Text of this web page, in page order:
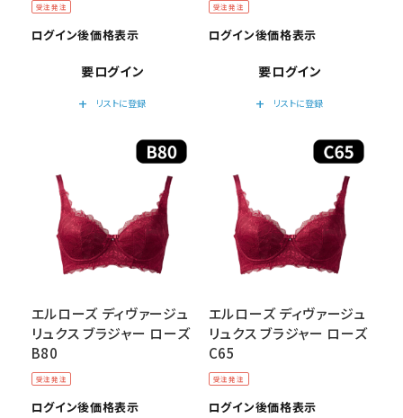
受注発注
ログイン後価格表示
要ログイン
add
リストに登録
受注発注
ログイン後価格表示
要ログイン
add
リストに登録
受注発注
エルローズ ディヴァージュ
リュクス ブラジャー ローズ
B80
ログイン後価格表示
受注発注
エルローズ ディヴァージュ
リュクス ブラジャー ローズ
C65
ログイン後価格表示